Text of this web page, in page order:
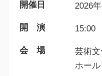
開催日 2026
開 演 15:00
会 場
芸術
ホール